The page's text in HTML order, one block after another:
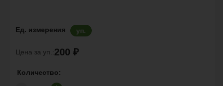
Ед. измерения уп.
Цена за уп.:200 ₽
Количество: